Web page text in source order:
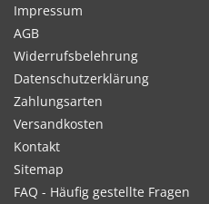
Impressum
AGB
Widerrufsbelehrung
Datenschutzerklärung
Zahlungsarten
Versandkosten
Kontakt
Sitemap
FAQ - Häufig gestellte Fragen